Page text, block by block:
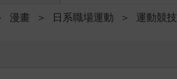
漫畫 ＞ 日系職場運動 ＞ 運動競技